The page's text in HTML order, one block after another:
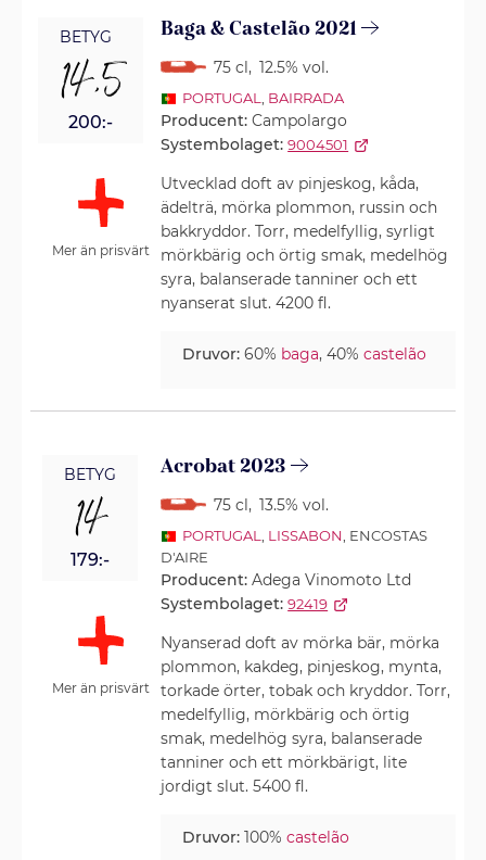
BETYG
14,5
200:-
Mer än prisvärt
Baga & Castelão 2021
75 cl, 12.5% vol.
PORTUGAL BAIRRADA
Producent:Campolargo
Systembolaget: 9004501
Utvecklad doft av pinjeskog, kåda,
ädelträ, mörka plommon, russin och
bakkryddor. Torr, medelfyllig, syrligt
mörkbärig och örtig smak, medelhög
syra, balanserade tanniner och ett
nyanserat slut. 4200 fl.
Druvor: 60% baga, 40%castelão
BETYG
14
179:-
Mer än prisvärt
Acrobat 2023
75 cl, 13.5% vol.
PORTUGAL LISSABON , ENCOSTAS
D'AIRE
Producent:Adega Vinomoto Ltd
Systembolaget: 92419
Nyanserad doft av mörka bär, mörka
plommon, kakdeg, pinjeskog, mynta,
torkade örter, tobak och kryddor. Torr,
medelfyllig, mörkbärig och örtig
smak, medelhög syra, balanserade
tanniner och ett mörkbärigt, lite
jordigt slut. 5400 fl.
Druvor: 100%castelão